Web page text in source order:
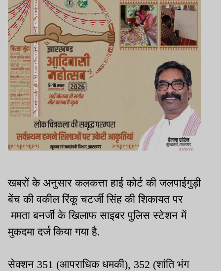
खबरों के अनुसार कलकत्ता हाई कोर्ट की जलपाईगुड़ी
बेंच की वकील रिंकू चटर्जी सिंह की शिकायत पर
ममता बनर्जी के खिलाफ साइबर पुलिस स्टेशन में
मुकदमा दर्ज किया गया है.
सेक्शन 351 (आपराधिक धमकी), 352 (शांति भंग